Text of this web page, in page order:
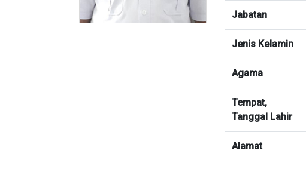
Jabatan
Jenis Kelamin
Agama
Tempat,
Tanggal Lahir
Alamat